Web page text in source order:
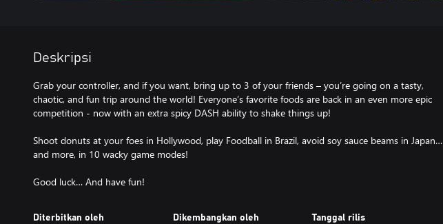
Deskripsi
Grab your controller, and if you want, bring up to 3 of your friends – you’re going on a tasty,
chaotic, and fun trip around the world! Everyone’s favorite foods are back in an even more epic
competition - now with an extra spicy DASH ability to shake things up!
Shoot donuts at your foes in Hollywood, play Foodball in Brazil, avoid soy sauce beams in Japan…
and more, in 10 wacky game modes!
Good luck… And have fun!
Diterbitkan oleh Dikembangkan oleh Tanggal rilis